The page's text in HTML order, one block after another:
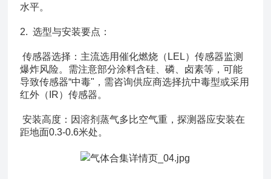
水平。
2. 选型与安装要点：
传感器选择：主流选用催化燃烧（LEL）传感器监测
爆炸风险。需注意部分涂料含硅、磷、卤素等，可能
导致传感器“中毒"，需咨询供应商选择抗中毒型或采用
红外（IR）传感器。
安装高度：因溶剂蒸气多比空气重，探测器应安装在
距地面0.3-0.6米处。